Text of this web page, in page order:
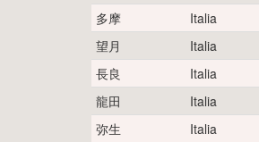
多摩
Italia
望月
Italia
長良
Italia
龍田
Italia
弥生
Italia